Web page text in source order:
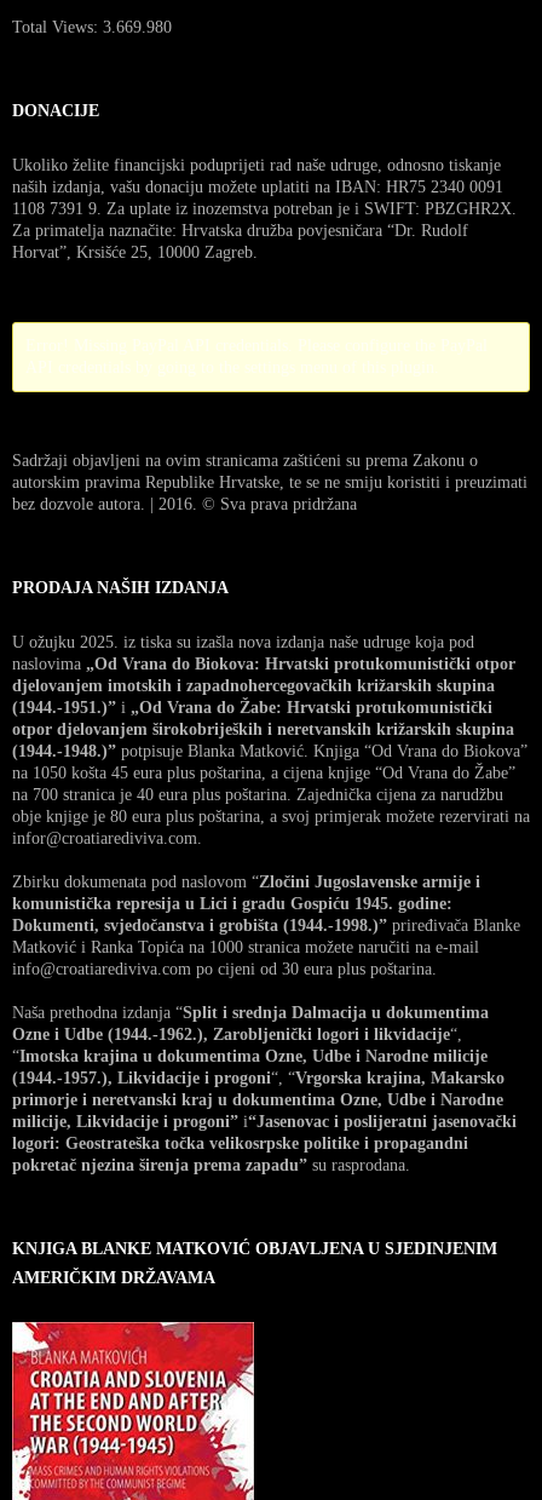
Total Views: 3.669.980
DONACIJE
Ukoliko želite financijski poduprijeti rad naše udruge, odnosno tiskanje
naših izdanja, vašu donaciju možete uplatiti na IBAN: HR75 2340 0091
1108 7391 9. Za uplate iz inozemstva potreban je i SWIFT: PBZGHR2X.
Za primatelja naznačite: Hrvatska družba povjesničara “Dr. Rudolf
Horvat”, Krsišće 25, 10000 Zagreb.
Sadržaji objavljeni na ovim stranicama zaštićeni su prema Zakonu o
autorskim pravima Republike Hrvatske, te se ne smiju koristiti i preuzimati
bez dozvole autora. | 2016. © Sva prava pridržana
PRODAJA NAŠIH IZDANJA
U ožujku 2025. iz tiska su izašla nova izdanja naše udruge koja pod
naslovima „Od Vrana do Biokova: Hrvatski protukomunistički otpor
djelovanjem imotskih i zapadnohercegovačkih križarskih skupina
(1944.-1951.)” i „Od Vrana do Žabe: Hrvatski protukomunistički
otpor djelovanjem širokobrijeških i neretvanskih križarskih skupina
(1944.-1948.)” potpisuje Blanka Matković. Knjiga “Od Vrana do Biokova”
na 1050 košta 45 eura plus poštarina, a cijena knjige “Od Vrana do Žabe”
na 700 stranica je 40 eura plus poštarina. Zajednička cijena za narudžbu
obje knjige je 80 eura plus poštarina, a svoj primjerak možete rezervirati na
infor@croatiarediviva.com.
Zbirku dokumenata pod naslovom “Zločini Jugoslavenske armije i
komunistička represija u Lici i gradu Gospiću 1945. godine:
Dokumenti, svjedočanstva i grobišta (1944.-1998.)” priređivača Blanke
Matković i Ranka Topića na 1000 stranica možete naručiti na e-mail
info@croatiarediviva.com po cijeni od 30 eura plus poštarina.
Naša prethodna izdanja “Split i srednja Dalmacija u dokumentima
Ozne i Udbe (1944.-1962.), Zarobljenički logori i likvidacije“,
“Imotska krajina u dokumentima Ozne, Udbe i Narodne milicije
(1944.-1957.), Likvidacije i progoni“, “Vrgorska krajina, Makarsko
primorje i neretvanski kraj u dokumentima Ozne, Udbe i Narodne
milicije, Likvidacije i progoni” i“Jasenovac i poslijeratni jasenovački
logori: Geostrateška točka velikosrpske politike i propagandni
pokretač njezina širenja prema zapadu” su rasprodana.
KNJIGA BLANKE MATKOVIĆ OBJAVLJENA U SJEDINJENIM
AMERIČKIM DRŽAVAMA